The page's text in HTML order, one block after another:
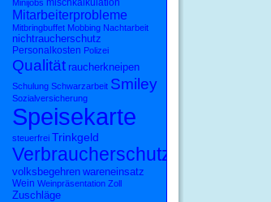
Minijobs mischkalkulation
Mitarbeiterprobleme
Mitbringbuffet Mobbing Nachtarbeit
nichtraucherschutz
Personalkosten Polizei
Qualität raucherkneipen
Schulung Schwarzarbeit Smiley
Sozialversicherung
Speisekarte
steuerfrei Trinkgeld
Verbraucherschutz
volksbegehren wareneinsatz
Wein Weinpräsentation Zoll
Zuschläge